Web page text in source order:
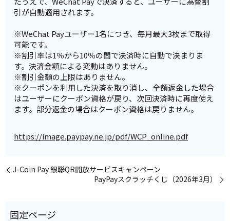
引が自動適用されます。
※WeChat Payユーザー1名につき、毎月最大3枚まで取得
可能です。
※割引率は1％から10％の間で決済時に自動で決まりま
す。決済金額による変動はありません。
※割引金額の上限はありません。
※クーポンを利用した決済を取り消し、全額返金した場合
はユーザーにクーポン資格が戻り、次回決済時に再度使え
ます。部分返金の場合はクーポン資格は戻りません。
https://image.paypay.ne.jp/pdf/WCP_online.pdf
J-Coin Pay 銀聯QR開放サービスキャンペーン
PayPayスクラッチくじ（2026年3月）